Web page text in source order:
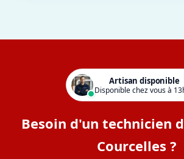
Artisan disponible
Disponible chez vous à
Besoin d'un technicien
Courcelles ?